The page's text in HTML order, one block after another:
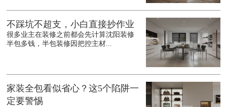
不踩坑不超支，小白直接抄作业
很多业主在装修之前都会先计算沈阳装修
半包多钱，半包装修因把控主材...
家装全包看似省心？这5个陷阱一
定要警惕